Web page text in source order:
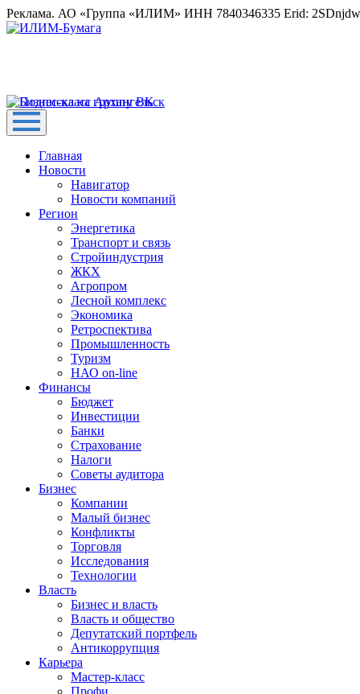
Реклама. АО «Группа «ИЛИМ» ИНН 7840346335 Erid:
Главная
Новости
Навигатор
Новости компаний
Регион
Энергетика
Транспорт и связь
Стройиндустрия
ЖКХ
Агропром
Лесной комплекс
Экономика
Ретроспектива
Промышленность
Туризм
НАО on-line
Финансы
Бюджет
Инвестиции
Банки
Страхование
Налоги
Советы аудитора
Бизнес
Компании
Малый бизнес
Конфликты
Торговля
Исследования
Технологии
Власть
Бизнес и власть
Власть и общество
Депутатский портфель
Антикоррупция
Карьера
Мастер-класс
Профи